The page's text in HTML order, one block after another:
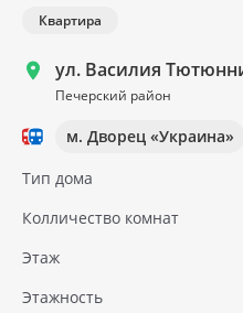
Квартира
ул. Василия
Печерский район
м. Дворец «Украина»
Тип дома
Колличество комнат
Этаж
Этажность